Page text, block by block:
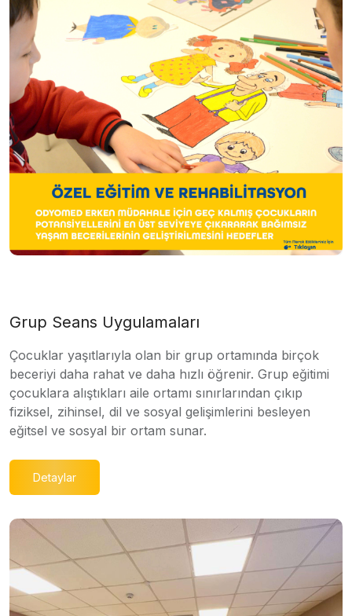
Grup Seans Uygulamaları
Çocuklar yaşıtlarıyla olan bir grup ortamında birçok
beceriyi daha rahat ve daha hızlı öğrenir. Grup eğitimi
çocuklara alıştıkları aile ortamı sınırlarından çıkıp
fiziksel, zihinsel, dil ve sosyal gelişimlerini besleyen
eğitsel ve sosyal bir ortam sunar.
Detaylar